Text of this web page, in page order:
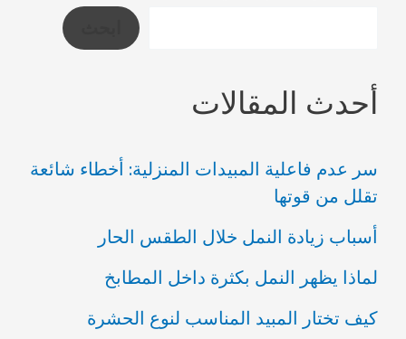
أحدث المقالات
سر عدم فاعلية المبيدات المنزلية: أخطاء شائعة
تقلل من قوتها
أسباب زيادة النمل خلال الطقس الحار
لماذا يظهر النمل بكثرة داخل المطابخ
كيف تختار المبيد المناسب لنوع الحشرة